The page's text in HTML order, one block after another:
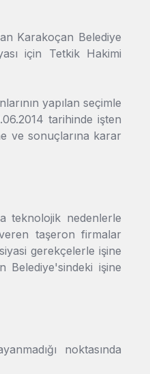
Karakoçan Belediye
için Tetkik Hakimi
yapılan seçimle
tarihinde işten
ve sonuçlarına karar
teknolojik nedenlerle
taşeron firmalar
gerekçelerle işine
Belediye'sindeki işine
noktasında